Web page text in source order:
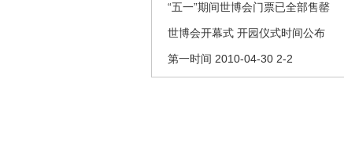
“五一”期间世博会门票已全部售罄
世博会开幕式 开园仪式时间公布
第一时间 2010-04-30 2-2